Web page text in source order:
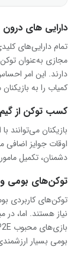
دارایی های درون
دارند. این امر
کمیاب را به
کسب توکن از
بازیکنان می‌توانند
دشمنان، تکمیل
توکن‌های بومی
توکن‌های کاربردی
نیاز هستند. اما، در
بومی بسیار